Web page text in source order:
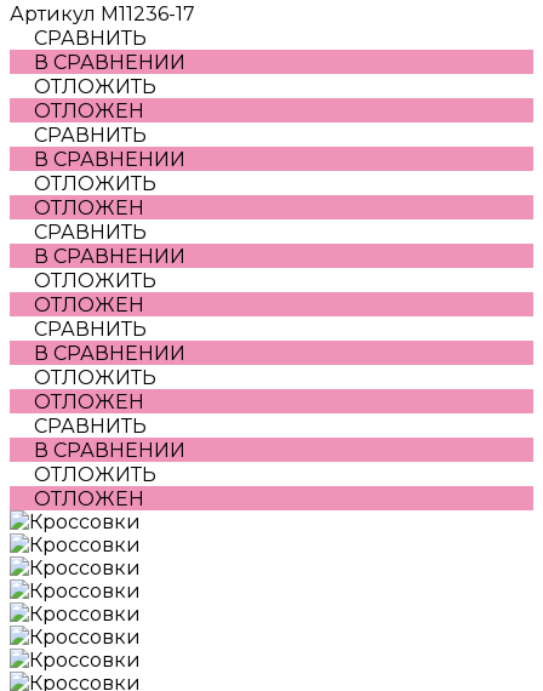
Артикул M11236-17
СРАВНИТЬ
В СРАВНЕНИИ
ОТЛОЖИТЬ
ОТЛОЖЕН
СРАВНИТЬ
В СРАВНЕНИИ
ОТЛОЖИТЬ
ОТЛОЖЕН
СРАВНИТЬ
В СРАВНЕНИИ
ОТЛОЖИТЬ
ОТЛОЖЕН
СРАВНИТЬ
В СРАВНЕНИИ
ОТЛОЖИТЬ
ОТЛОЖЕН
СРАВНИТЬ
В СРАВНЕНИИ
ОТЛОЖИТЬ
ОТЛОЖЕН